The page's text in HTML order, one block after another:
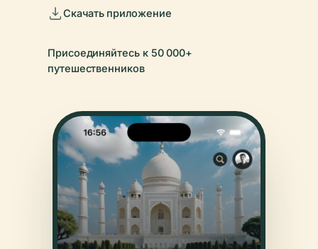
Скачать приложение
Присоединяйтесь к 50 000+
путешественников